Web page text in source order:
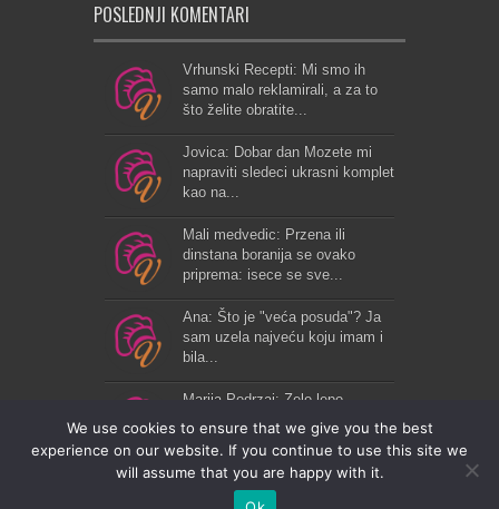
POSLEDNJI KOMENTARI
Vrhunski Recepti: Mi smo ih
samo malo reklamirali, a za to
što želite obratite...
Jovica: Dobar dan Mozete mi
napraviti sledeci ukrasni komplet
kao na...
Mali medvedic: Przena ili
dinstana boranija se ovako
priprema: isece se sve...
Ana: Što je "veća posuda"? Ja
sam uzela najveću koju imam i
bila...
Marija Podrzaj: Zelo lepo...
We use cookies to ensure that we give you the best
experience on our website. If you continue to use this site we
will assume that you are happy with it.